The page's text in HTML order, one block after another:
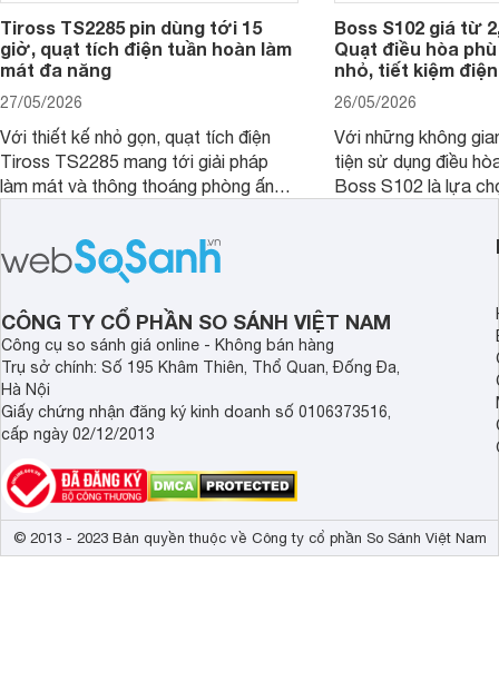
Tiross TS2285 pin dùng tới 15
giờ, quạt tích điện tuần hoàn làm
mát đa năng
27/05/2026
Với thiết kế nhỏ gọn, quạt tích điện
Tiross TS2285 mang tới giải pháp
làm mát và thông thoáng phòng ấn
đại, đáp ứng tốt nhu cầu của nhiều
khách hàng.
Boss S102 giá từ
Quạt điều hòa
nhỏ, tiết kiệm điện
26/05/2026
Với những không
tiện sử dụng điều
Boss S102 là lựa
kiệm điện và hiệu
đặc biệt khi kết hợp
CÔNG TY CỔ PHẦN SO SÁNH VIỆT NAM
Công cụ so sánh giá online - Không bán hàng
Trụ sở chính: Số 195 Khâm Thiên, Thổ Quan, Đống Đa,
Hà Nội
Giấy chứng nhận đăng ký kinh doanh số 0106373516,
cấp ngày 02/12/2013
© 2013 - 2023 Bản quyền thuộc về Công ty cổ phần So Sánh Việt Nam